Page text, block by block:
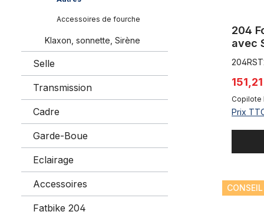
Accessoires de fourche
Klaxon, sonnette, Sirène
Selle
Transmission
Cadre
Garde-Boue
Eclairage
Accessoires
Fatbike 204
204
avec
20
pour
Copilote
Prix
UD 204
CONSEIL